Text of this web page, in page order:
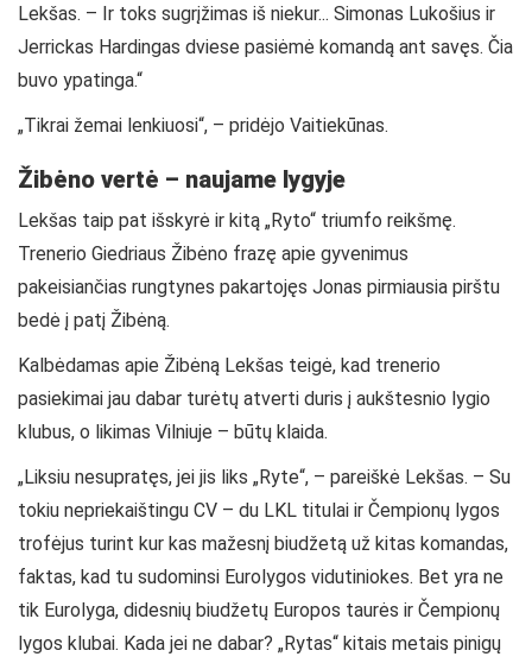
Lekšas. – Ir toks sugrįžimas iš niekur... Simonas Lukošius ir
Jerrickas Hardingas dviese pasiėmė komandą ant savęs. Čia
buvo ypatinga.“
„Tikrai žemai lenkiuosi“, – pridėjo Vaitiekūnas.
Žibėno vertė – naujame lygyje
Lekšas taip pat išskyrė ir kitą „Ryto“ triumfo reikšmę.
Trenerio Giedriaus Žibėno frazę apie gyvenimus
pakeisiančias rungtynes pakartojęs Jonas pirmiausia pirštu
bedė į patį Žibėną.
Kalbėdamas apie Žibėną Lekšas teigė, kad trenerio
pasiekimai jau dabar turėtų atverti duris į aukštesnio lygio
klubus, o likimas Vilniuje – būtų klaida.
„Liksiu nesupratęs, jei jis liks „Ryte“, – pareiškė Lekšas. – Su
tokiu nepriekaištingu CV – du LKL titulai ir Čempionų lygos
trofėjus turint kur kas mažesnį biudžetą už kitas komandas,
faktas, kad tu sudominsi Eurolygos vidutiniokes. Bet yra ne
tik Eurolyga, didesnių biudžetų Europos taurės ir Čempionų
lygos klubai. Kada jei ne dabar? „Rytas“ kitais metais pinigų